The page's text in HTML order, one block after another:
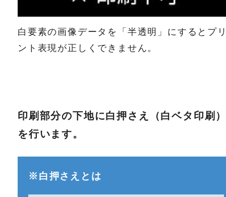
白要素の画像データを「半透明」にするとプ
ント表現が正しくできません。
印刷部分の下地に白押さえ（白ベタ印刷
を行います。
※白押さえとは